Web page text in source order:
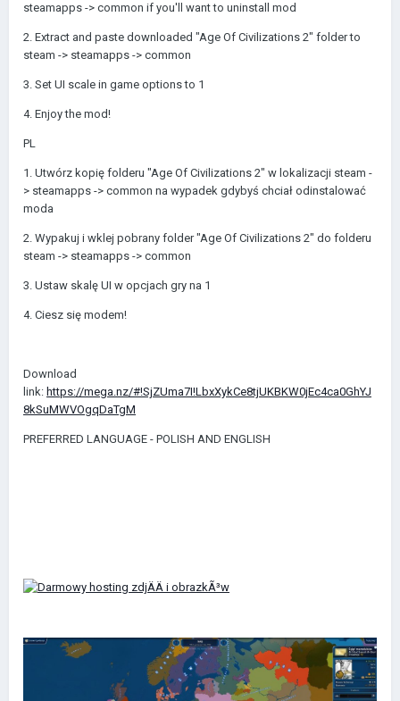
steamapps -> common if you'll want to uninstall mod
2. Extract and paste downloaded "Age Of Civilizations 2" folder to
steam -> steamapps -> common
3. Set UI scale in game options to 1
4. Enjoy the mod!
PL
1. Utwórz kopię folderu "Age Of Civilizations 2" w lokalizacji steam -
> steamapps -> common na wypadek gdybyś chciał odinstalować
moda
2. Wypakuj i wklej pobrany folder "Age Of Civilizations 2" do folderu
steam -> steamapps -> common
3. Ustaw skalę UI w opcjach gry na 1
4. Ciesz się modem!
Download
link: https://mega.nz/#!SjZUma7I!LbxXykCe8tjUKBKW0jEc4ca0GhYJ
8kSuMWVOgqDaTgM
PREFERRED LANGUAGE - POLISH AND ENGLISH